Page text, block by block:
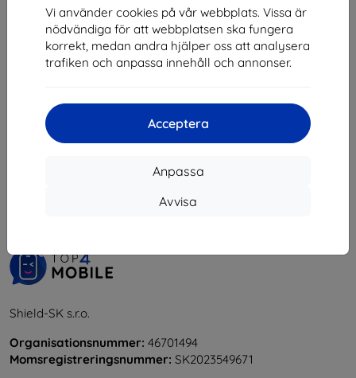
Vi använder cookies på vår webbplats. Vissa är
nödvändiga för att webbplatsen ska fungera
korrekt, medan andra hjälper oss att analysera
trafiken och anpassa innehåll och annonser.
Acceptera
Anpassa
Avvisa
248 kr
223 kr
I lager 4 st
133 kr
I lager > 5 st
Shield-SK s.r.o.
Organisationsnummer: 46701494
Momsregistreringsnummer: SK2023549671